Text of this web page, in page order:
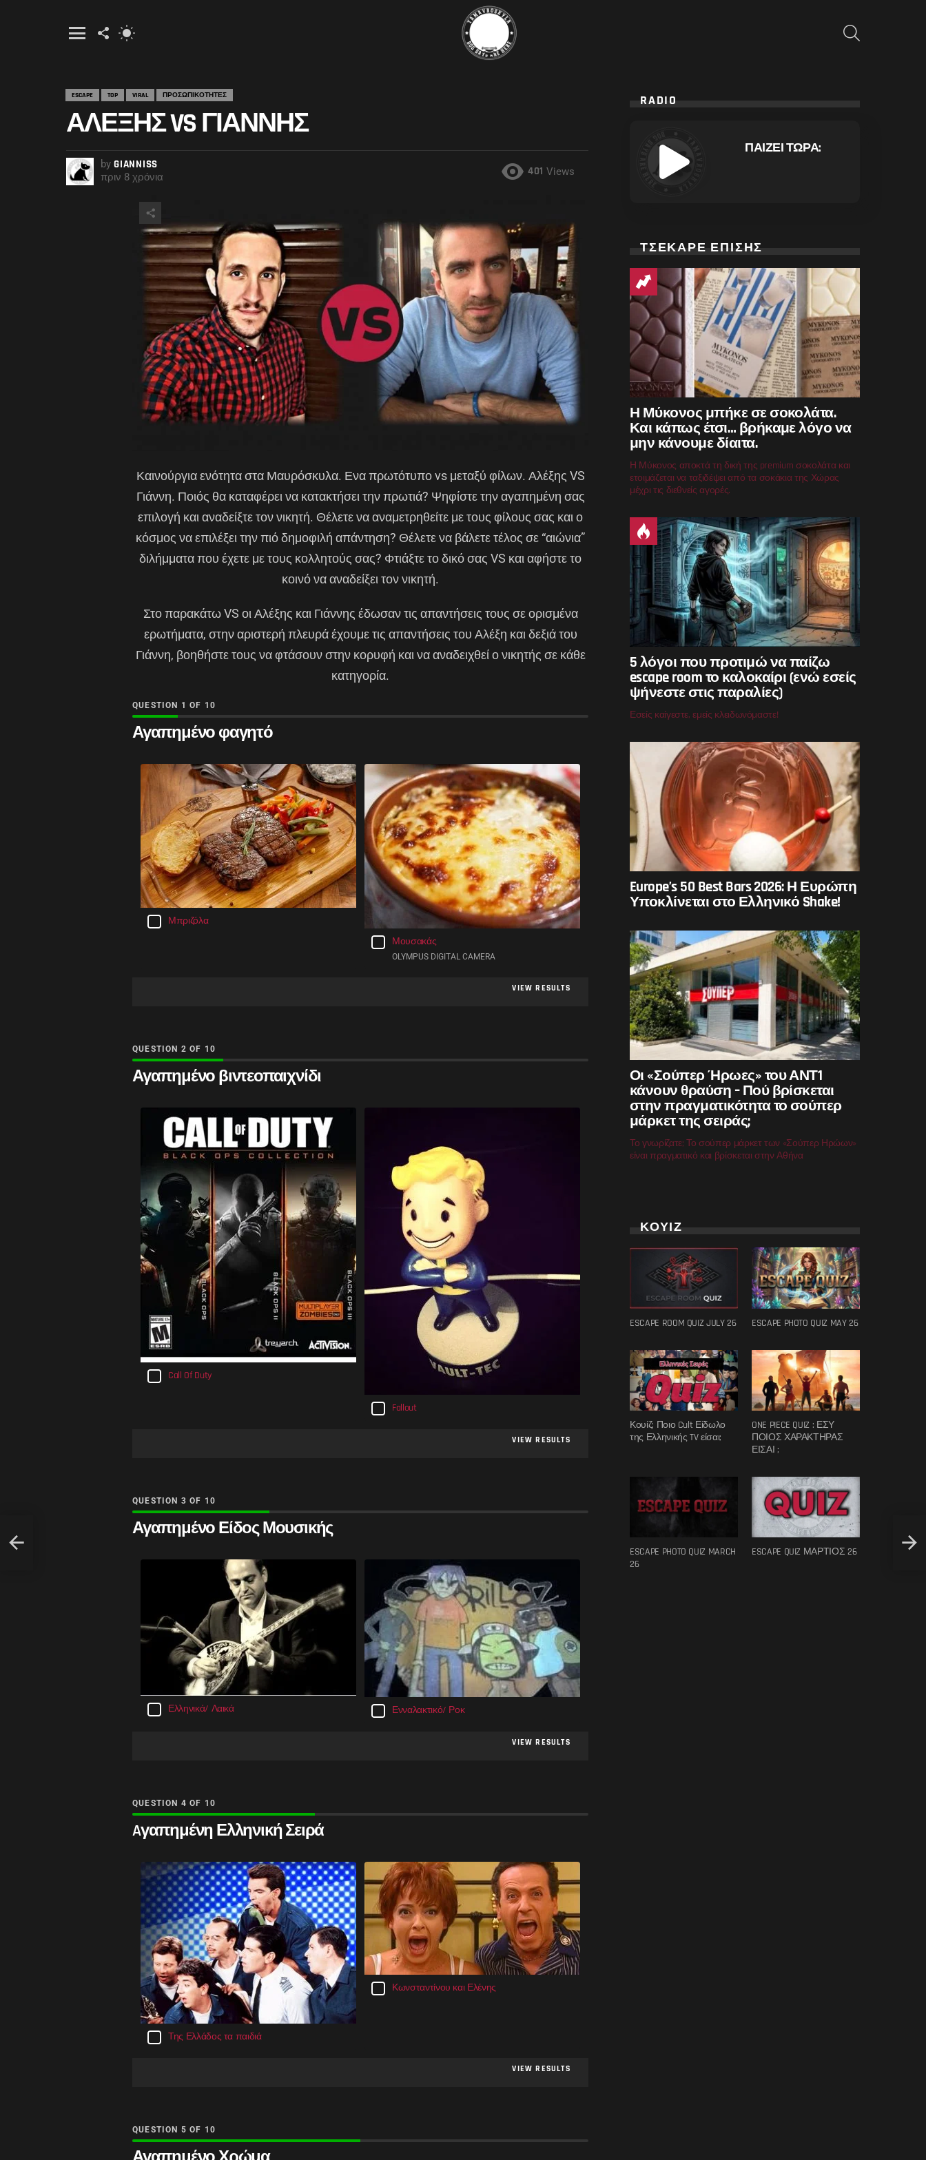
FOLLOW
ESCAPE TOP VIRAL ΠΡΟΣΩΠΙΚΟΤΗΤΕΣ
ΑΛΈΞΗΣ VS ΓΙΆΝΝΗΣ
by GIANNISS
πριν 8 χρόνια 401 Views
Καινούργια ενότητα στα Μαυρόσκυλα. Ενα πρωτότυπο vs μεταξύ φίλων. Αλέξης VS
Γιάννη. Ποιός θα καταφέρει να κατακτήσει την πρωτιά? Ψηφίστε την αγαπημένη σας
επιλογή και αναδείξτε τον νικητή. Θέλετε να αναμετρηθείτε με τους φίλους σας και ο
κόσμος να επιλέξει την πιό δημοφιλή απάντηση? Θέλετε να βάλετε τέλος σε “αιώνια”
διλήμματα που έχετε με τους κολλητούς σας? Φτιάξτε το δικό σας VS και αφήστε το
κοινό να αναδείξει τον νικητή.
Στο παρακάτω VS οι Αλέξης και Γιάννης έδωσαν τις απαντήσεις τους σε ορισμένα
ερωτήματα, στην αριστερή πλευρά έχουμε τις απαντήσεις του Αλέξη και δεξιά του
Γιάννη, βοηθήστε τους να φτάσουν στην κορυφή και να αναδειχθεί ο νικητής σε κάθε
κατηγορία.
QUESTION OF 10
Αγαπημένο φαγητό
Μπριζόλα
Μουσακάς
OLYMPUS DIGITAL CAMERA
VIEW RESULTS
QUESTION OF 10
Αγαπημένο βιντεοπαιχνίδι
Call Of Duty
Fallout
VIEW RESULTS
QUESTION OF 10
Αγαπημένο Είδος Μουσικής
Ελληνικά/ Λαικά Ενναλακτικό/ Ροκ
VIEW RESULTS
QUESTION OF 10
Aγαπημένη Ελληνική Σειρά
Της Ελλάδος τα παιδιά
Κωνσταντίνου και Ελένης
VIEW RESULTS
QUESTION OF 10
Ο
RADIO
ΠΑΙΖΕΙ ΤΩΡΑ:
ΤΣΕΚΑΡΕ ΕΠΙΣΗΣ
Η Μύκονος μπήκε σε σοκολάτα.
Και κάπως έτσι… βρήκαμε λόγο να
μην κάνουμε δίαιτα.
Η Μύκονος αποκτά τη δική της premium σοκολάτα και
ετοιμάζεται να ταξιδέψει από τα σοκάκια της Χώρας
μέχρι τις διεθνείς αγορές.
5 λόγοι που προτιμώ να παίζω
escape room το καλοκαίρι (ενώ εσείς
ψήνεστε στις παραλίες)
Εσείς καίγεστε, εμείς κλειδωνόμαστε!
Europe’s 50 Best Bars 2026: Η Ευρώπη
Υποκλίνεται στο Ελληνικό Shake!
Οι «Σούπερ Ήρωες» του ΑΝΤ1
κάνουν θραύση – Πού βρίσκεται
στην πραγματικότητα το σούπερ
μάρκετ της σειράς;
Το γνωρίζατε; Το σούπερ μάρκετ των «Σούπερ Ηρώων»
είναι πραγματικό και βρίσκεται στην Αθήνα
ΚΟΥΙΖ
ESCAPE ROOM QUIZ JULY 26 ESCAPE PHOTO QUIZ MAY 26
Κουίζ: Ποιο Cult Είδωλο
της Ελληνικής TV είσαι;
ONE PIECE QUIZ : ΕΣΥ
ΠΟΙΟΣ ΧΑΡΑΚΤΗΡΑΣ
ΕΙΣΑΙ ;
ESCAPE PHOTO QUIZ MARCH
26
ESCAPE QUIZ ΜΑΡΤΙΟΣ 26